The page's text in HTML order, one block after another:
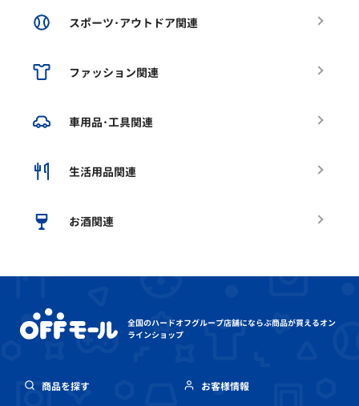
スポーツ･アウトドア関連
ファッション関連
車用品･工具関連
生活用品関連
お酒関連
全国のハードオフグループ店舗にならぶ商品が買えるオン
ラインショップ
商品を探す
お客様情報